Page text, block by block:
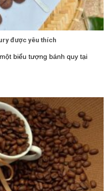
được yêu thích
biểu tượng bánh quy tại